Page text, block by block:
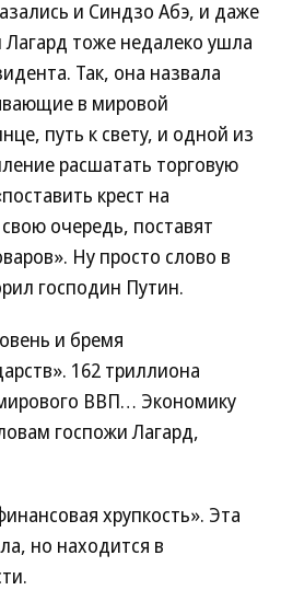
и Синдзо Абэ, и даже
тоже недалеко ушла
Так, она назвала
в мировой
путь к свету, и одной из
расшатать торговую
крест на
очередь, поставят
Ну просто слово в
господин Путин.
и бремя
162 триллиона
ВВП… Экономику
госпожи Лагард,
хрупкость». Эта
но находится в